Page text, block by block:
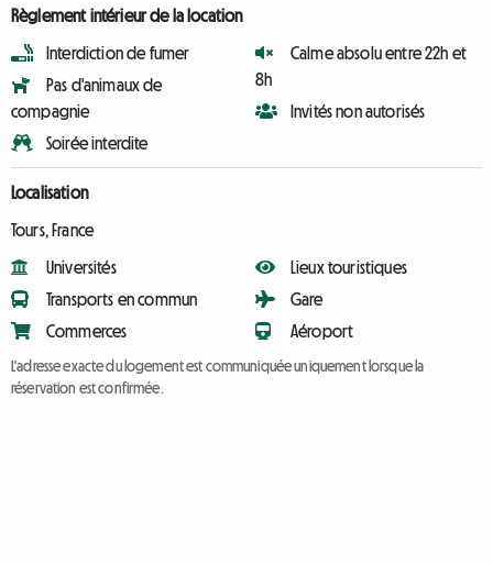
Règlement intérieur de la location
Interdiction de fumer
Pas d'animaux de
compagnie
Soirée interdite
Calme absolu entre 22h et
8h
Invités non autorisés
Localisation
Tours, France
Universités
Transports en commun
Commerces
Lieux touristiques
Gare
Aéroport
L'adresse exacte du logement est communiquée uniquement lorsque la
réservation est confirmée.